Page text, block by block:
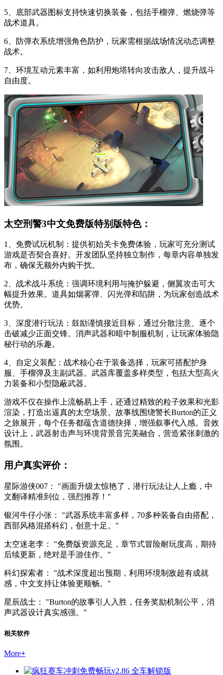
5、底部武器图标支持快速切换装备，包括手榴弹、燃烧弹等
战术道具。
6、防弹衣系统增强角色防护，玩家需根据战场情况动态调整
战术。
7、环境互动元素丰富，如利用炮塔转向攻击敌人，提升战斗
自由度。
太空刑警3中文免费版特别版特色：
1、免费试玩机制：提供初始关卡免费体验，玩家可充分测试
游戏是否契合喜好。开发团队坚持独立制作，每章内容单独发
布，确保无额外内购干扰。
2、战术战斗系统：强调环境利用与掩护躲避，侧翼攻击可大
幅提升效果。道具如烟雾弹、闪光弹和陷阱，为玩家创造战术
优势。
3、深度潜行玩法：鼓励谨慎接近目标，通过分散注意、逐个
击破减少正面交锋。消声武器和暗中制服机制，让玩家体验隐
秘行动的乐趣。
4、自定义装配：战术核心在于装备选择，玩家可搭配护身
服、手榴弹及主副武器。武器库覆盖多样类型，包括大型高火
力装备和小型隐蔽武器。
游戏不仅在操作上流畅易上手，还通过精致的粒子效果和光影
渲染，打造出逼真的太空场景。故事线围绕警长Burton的正义
之旅展开，每个任务都蕴含道德抉择，增强叙事代入感。音效
设计上，武器射击声与环境背景音完美融合，营造紧张刺激的
氛围。
用户真实评价：
星际游侠007： "画面升级太惊艳了，潜行玩法让人上瘾，中
文翻译精准到位，强烈推荐！"
银河牛仔小张： "武器系统丰富多样，70多种装备自由搭配，
西部风格混搭科幻，创意十足。"
太空迷老李： "免费版资源充足，章节式冒险耐玩度高，期待
后续更新，绝对是手游佳作。"
科幻探索者： "战术深度超出预期，利用环境制敌超有成就
感，中文支持让体验更顺畅。"
星辰战士： "Burton的故事引人入胜，任务奖励机制公平，消
声武器设计真实感强。"
相关软件
More+